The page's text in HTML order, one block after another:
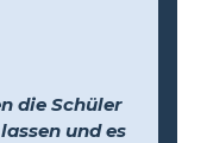
die Schüler
und es